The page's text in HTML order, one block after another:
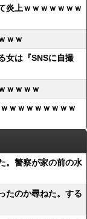
炎上ｗｗｗｗｗｗｗ
ｗｗ
女は『SNSに自撮
ｗｗｗｗ
ｗｗｗｗｗｗｗｗ
。警察が家の前の水
たのか尋ねた。する